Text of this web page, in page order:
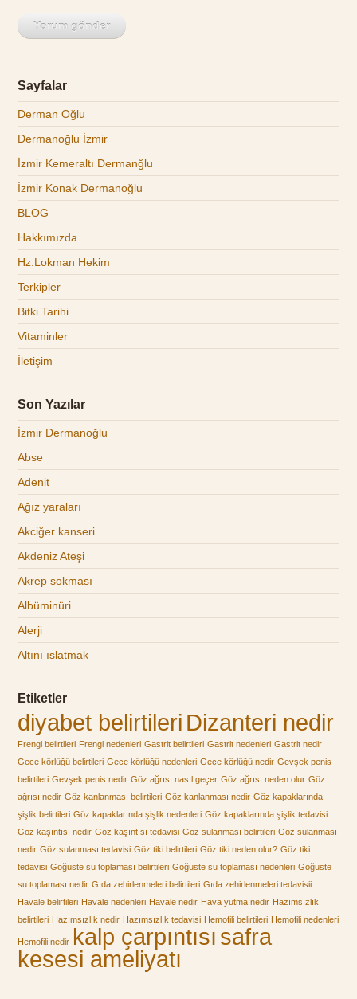
Sayfalar
Derman Oğlu
Dermanoğlu İzmir
İzmir Kemeraltı Dermanğlu
İzmir Konak Dermanoğlu
BLOG
Hakkımızda
Hz.Lokman Hekim
Terkipler
Bitki Tarihi
Vitaminler
İletişim
Son Yazılar
İzmir Dermanoğlu
Abse
Adenit
Ağız yaraları
Akciğer kanseri
Akdeniz Ateşi
Akrep sokması
Albüminüri
Alerji
Altını ıslatmak
Etiketler
diyabet belirtileri Dizanteri nedir
Frengi belirtileri Frengi nedenleri Gastrit belirtileri Gastrit nedenleri Gastrit nedir
Gece körlüğü belirtileri Gece körlüğü nedenleri Gece körlüğü nedir Gevşek penis
belirtileri Gevşek penis nedir Göz ağrısı nasıl geçer Göz ağrısı neden olur Göz
ağrısı nedir Göz kanlanması belirtileri Göz kanlanması nedir Göz kapaklarında
şişlik belirtileri Göz kapaklarında şişlik nedenleri Göz kapaklarında şişlik tedavisi
Göz kaşıntısı nedir Göz kaşıntısı tedavisi Göz sulanması belirtileri Göz sulanması
nedir Göz sulanması tedavisi Göz tiki belirtileri Göz tiki neden olur? Göz tiki
tedavisi Göğüste su toplaması belirtileri Göğüste su toplaması nedenleri Göğüste
su toplaması nedir Gıda zehirlenmeleri belirtileri Gıda zehirlenmeleri tedavisii
Havale belirtileri Havale nedenleri Havale nedir Hava yutma nedir Hazımsızlık
belirtileri Hazımsızlık nedir Hazımsızlık tedavisi Hemofili belirtileri Hemofili nedenleri
Hemofili nedir kalp çarpıntısı safra
kesesi ameliyatı